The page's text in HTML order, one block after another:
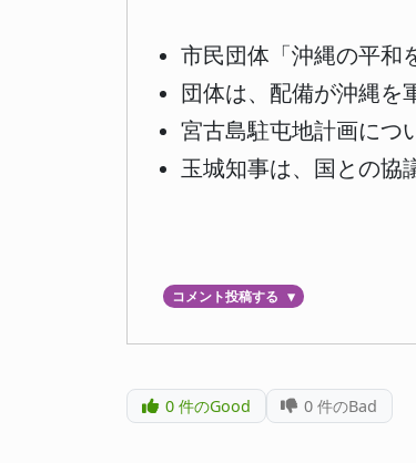
市民団体「沖縄の平和
団体は、配備が沖縄を
宮古島駐屯地計画につ
玉城知事は、国との協
コメント投稿する ▼
0件のGood 0 件のBad